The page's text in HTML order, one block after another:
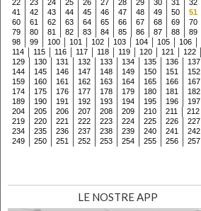
22 23 24 25 26 27 28 29 30 31 32
41
42 43 44 45 46 47 48 49 50 51
60
61 62 63 64 65 66 67 68 69 70
79
80 81 82 83 84 85 86 87 88 89
98
99 100 101 102 103 104 105 106
114
115 116 117 118 119 120 121 122
129
130 131 132 133 134 135 136 137
144
145 146 147 148 149 150 151 152
159
160 161 162 163 164 165 166 167
174
175 176 177 178 179 180 181 182
189
190 191 192 193 194 195 196 197
204
205 206 207 208 209 210 211 212
219
220 221 222 223 224 225 226 227
234
235 236 237 238 239 240 241 242
249
250 251 252 253 254 255 256 257
LE NOSTRE APP